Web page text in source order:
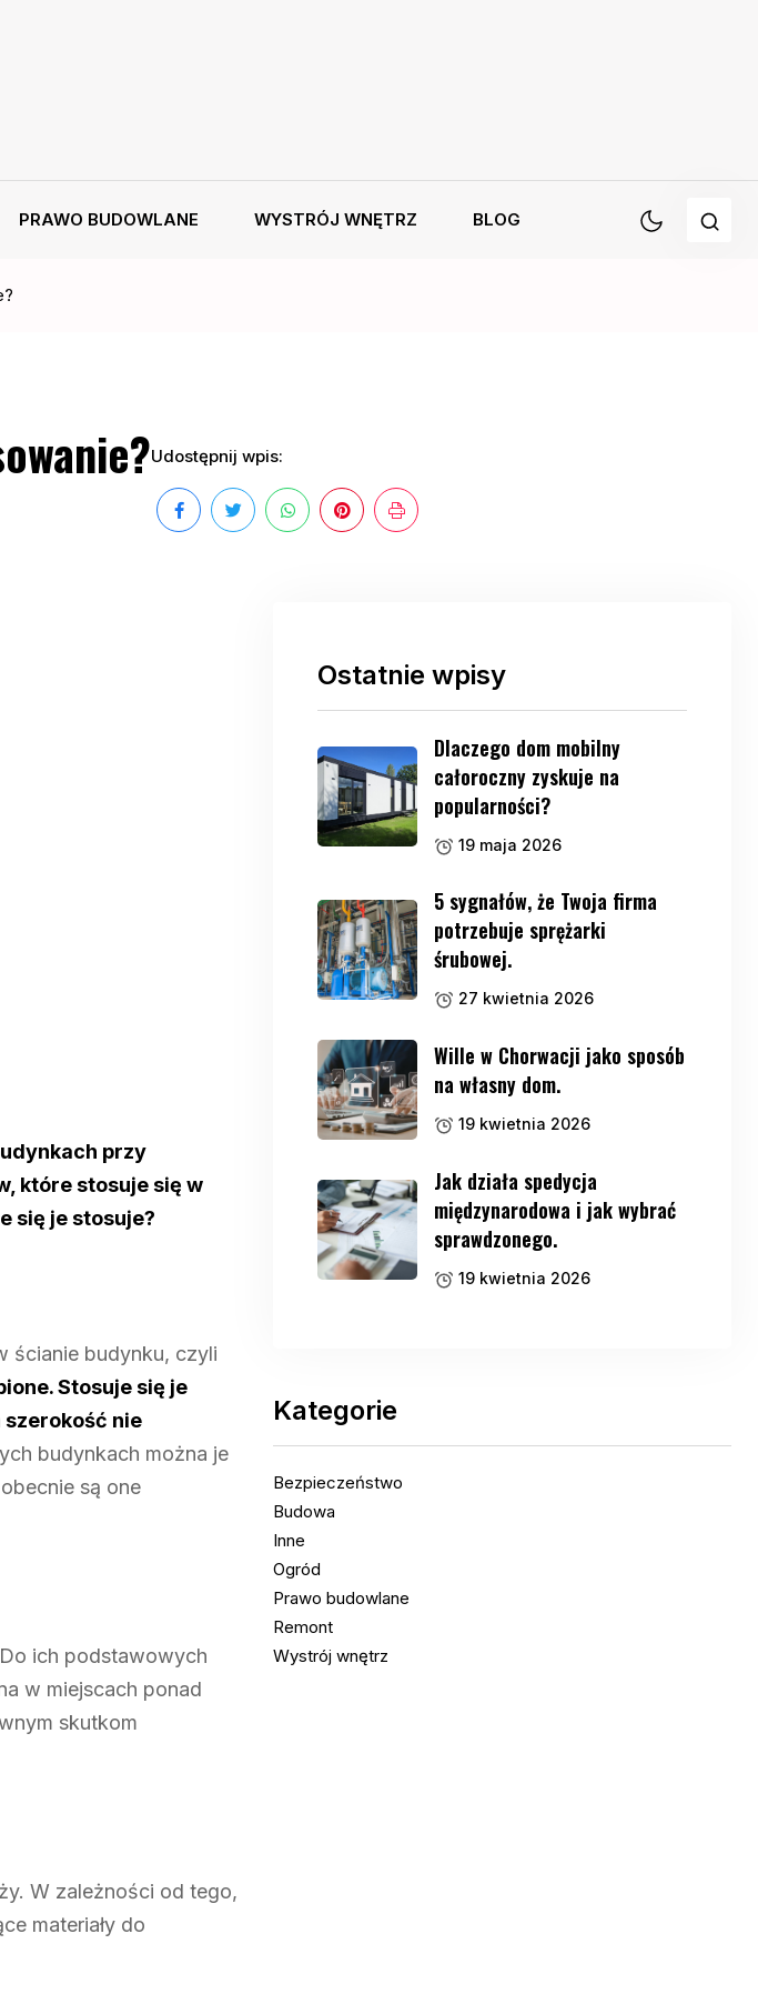
PRAWO BUDOWLANE WYSTRÓJ WNĘTRZ BLOG
Udostępnij wpis:
przy
które stosuje się w
się je stosuje?
ścianie budynku, czyli
Stosuje się je
nie
budynkach można je
są one
ich podstawowych
w miejscach ponad
skutkom
W zależności od tego,
materiały do
Ostatnie wpisy
Dlaczego dom mobilny
całoroczny zyskuje na
popularności?
19 maja 2026
5 sygnałów, że Twoja firma
potrzebuje sprężarki
śrubowej.
27 kwietnia 2026
Wille w Chorwacji jako sposób
na własny dom.
19 kwietnia 2026
Jak działa spedycja
międzynarodowa i jak wybrać
sprawdzonego.
19 kwietnia 2026
Kategorie
Bezpieczeństwo
Budowa
Inne
Ogród
Prawo budowlane
Remont
Wystrój wnętrz